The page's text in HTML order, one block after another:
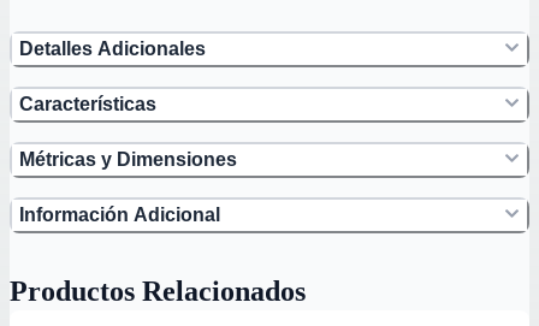
Detalles Adicionales
Características
Métricas y Dimensiones
Información Adicional
Productos Relacionados